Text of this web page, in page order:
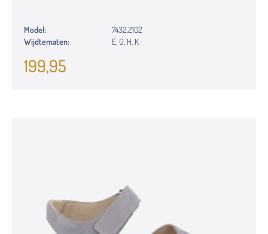
Model:
7432.2102
Wijdtematen:
E, G, H, K
199,95